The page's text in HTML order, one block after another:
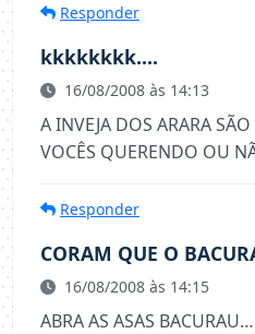
Responder
kkkkkkkk....
16/08/2008 às 14:13
A INVEJA DOS ARARA
VOCÊS QUERENDO OU
Responder
CORAM QUE O
16/08/2008 às 14:15
ABRA AS ASAS